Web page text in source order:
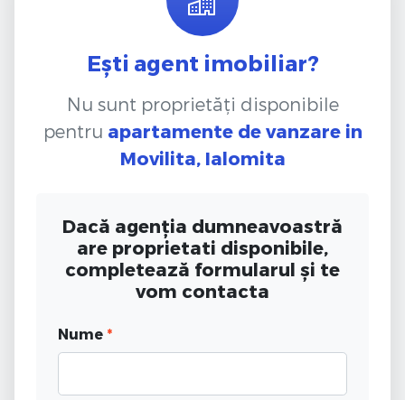
Ești agent imobiliar?
Nu sunt proprietăți disponibile
pentru apartamente de vanzare in
Movilita, Ialomita
Dacă agenția dumneavoastră
are proprietati disponibile,
completează formularul și te
vom contacta
Nume *